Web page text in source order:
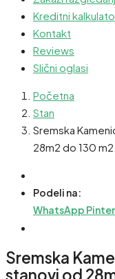
Kreditni
Kontakt
Reviews
Slični oglasi
Početna
Stan
Sremska
28m2 do 130 m2.
Podeli na:
WhatsApp
Sremska
stanovi od